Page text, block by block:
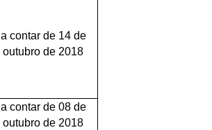
a contar de 14 de
outubro de 2018
a contar de 08 de
outubro de 2018